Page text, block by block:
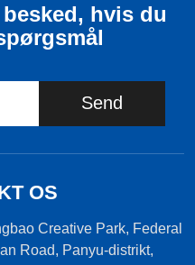
hvis du
Send
OS
Creative Park, Federal
Road, Panyu-distrikt,